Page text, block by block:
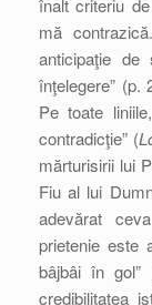
înalt criteriu
mă
anticipaţie
înţelegere” (p.
Pe toate
contradicţie” (
mărturisirii lui
Fiu al lui
adevărat
prietenie este
bâjbâi în
credibilitatea